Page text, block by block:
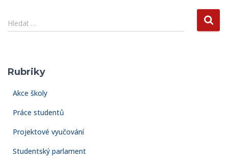
y
d
Hledat …
Rubriky
Akce školy
Práce studentů
Projektové vyučování
Studentský parlament